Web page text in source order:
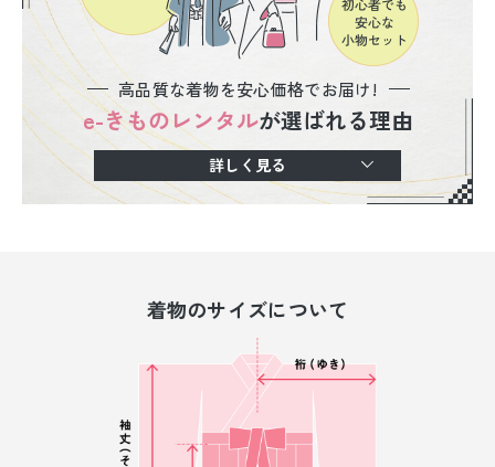
高品質な着物を安心価格でお届け!
e-きものレンタルが選ばれる理由
詳しく見る
着物のサイズについて